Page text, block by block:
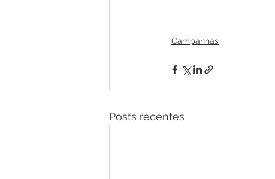
Campanhas
Posts recentes